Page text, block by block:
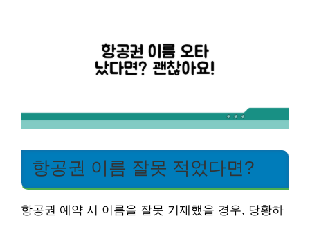
항공권 이름 잘못 적었다면?
항공권 예약 시 이름을 잘못 기재했을 경우, 당황하